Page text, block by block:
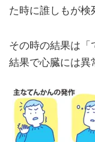
た時に誰しもが検
その時の結果は「
結果で心臓には異